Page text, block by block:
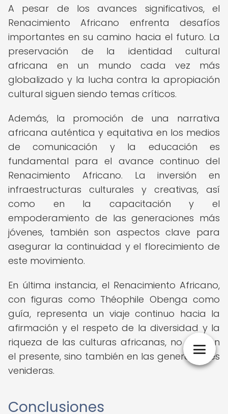
A pesar de los avances significativos, el
Renacimiento Africano enfrenta desafíos
importantes en su camino hacia el futuro. La
preservación de la identidad cultural
africana en un mundo cada vez más
globalizado y la lucha contra la apropiación
cultural siguen siendo temas críticos.
Además, la promoción de una narrativa
africana auténtica y equitativa en los medios
de comunicación y la educación es
fundamental para el avance continuo del
Renacimiento Africano. La inversión en
infraestructuras culturales y creativas, así
como en la capacitación y el
empoderamiento de las generaciones más
jóvenes, también son aspectos clave para
asegurar la continuidad y el florecimiento de
este movimiento.
En última instancia, el Renacimiento Africano,
con figuras como Théophile Obenga como
guía, representa un viaje continuo hacia la
afirmación y el respeto de la diversidad y la
riqueza de las culturas africanas, no solo en
el presente, sino también en las generaciones
venideras.
Conclusiones